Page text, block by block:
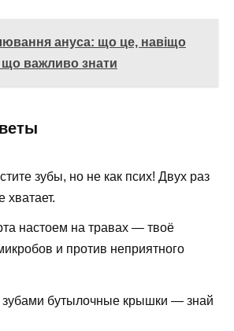
ануса: що це, навіщо
що важливо знати
зубы, но не как псих! Двух раз
хватает.
настоем на травах — твоё
и против неприятного
зубами бутылочные крышки — знай